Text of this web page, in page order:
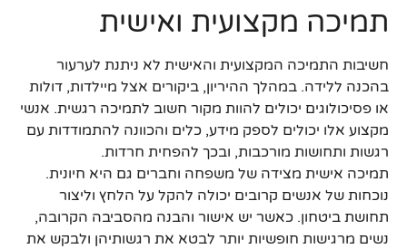
תמיכה מקצועית ואישית
חשיבות התמיכה המקצועית והאישית לא ניתנת לערעור
בהכנה ללידה. במהלך ההיריון, ביקורים אצל מיילדות, דולות
או פסיכולוגים יכולים להוות מקור חשוב לתמיכה רגשית. אנשי
מקצוע אלו יכולים לספק מידע, כלים והכוונה להתמודדות עם
רגשות ותחושות מורכבות, ובכך להפחית חרדות.
תמיכה אישית מצידה של משפחה וחברים גם היא חיונית.
נוכחות של אנשים קרובים יכולה להקל על הלחץ וליצור
תחושת ביטחון. כאשר יש אישור והבנה מהסביבה הקרובה,
נשים מרגישות חופשיות יותר לבטא את רגשותיהן ולבקש את